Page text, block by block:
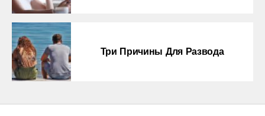
Три Причины Для Развода